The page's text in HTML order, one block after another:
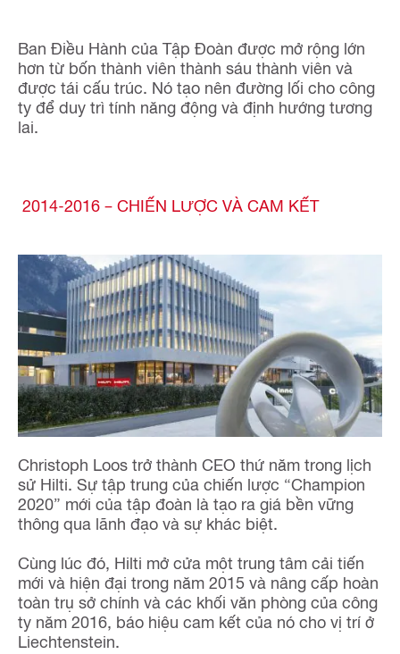
Ban Điều Hành của Tập Đoàn được mở rộng lớn
hơn từ bốn thành viên thành sáu thành viên và
được tái cấu trúc. Nó tạo nên đường lối cho công
ty để duy trì tính năng động và định hướng tương
lai.
2014-2016 – CHIẾN LƯỢC VÀ CAM KẾT
Christoph Loos trở thành CEO thứ năm trong lịch
sử Hilti. Sự tập trung của chiến lược “Champion
2020” mới của tập đoàn là tạo ra giá bền vững
thông qua lãnh đạo và sự khác biệt.
Cùng lúc đó, Hilti mở cửa một trung tâm cải tiến
mới và hiện đại trong năm 2015 và nâng cấp hoàn
toàn trụ sở chính và các khối văn phòng của công
ty năm 2016, báo hiệu cam kết của nó cho vị trí ở
Liechtenstein.